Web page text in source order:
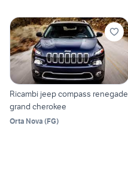
Ricambi jeep compass renegade
grand cherokee
Orta Nova (FG)